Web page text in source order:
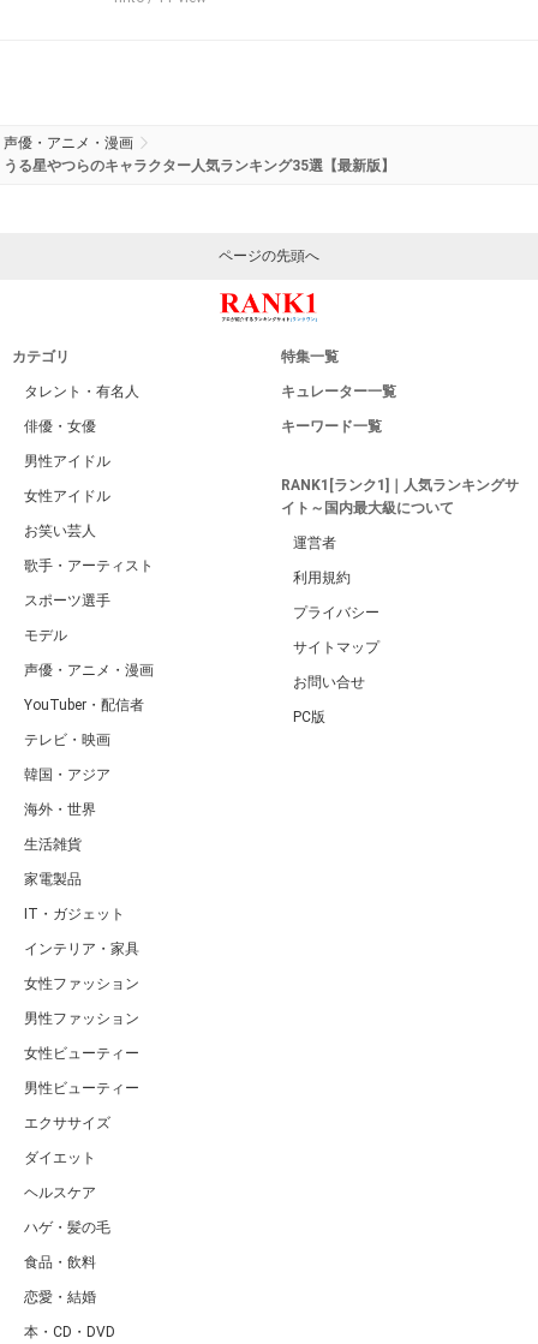
声優・アニメ・漫画
うる星やつらのキャラクター人気ランキング35選【最新版】
ページの先頭へ
カテゴリ
タレント・有名人
俳優・女優
男性アイドル
女性アイドル
お笑い芸人
歌手・アーティスト
スポーツ選手
モデル
声優・アニメ・漫画
YouTuber・配信者
テレビ・映画
韓国・アジア
海外・世界
生活雑貨
家電製品
IT・ガジェット
インテリア・家具
女性ファッション
男性ファッション
女性ビューティー
男性ビューティー
エクササイズ
ダイエット
ヘルスケア
ハゲ・髪の毛
食品・飲料
恋愛・結婚
本・CD・DVD
特集一覧
キュレーター一覧
キーワード一覧
RANK1[ランク1]｜人気ランキングサ
イト～国内最大級について
運営者
利用規約
プライバシー
サイトマップ
お問い合せ
PC版